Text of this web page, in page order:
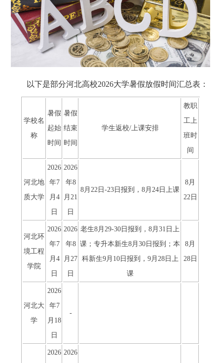
以下是部分河北高校2026大学暑假放假时间汇总表：
学校名
称
暑假
起始
时间
暑假
结束
时间
学生返校/上课安排
教职
工上
班时
间
河北地
质大学
2026
年7
月4
日
2026
年8
月21
日
8月22日-23日报到，8月24日上课
8月
22日
河北环
境工程
学院
2026
年7
月4
日
2026
年8
月27
日
老生8月29-30日报到，8月31日上
课；专升本新生8月30日报到；本
科新生9月10日报到，9月28日上
课
8月
28日
河北大
学
2026
年7
月18
日
-
2026 2026